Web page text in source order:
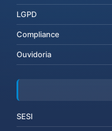
LGPD
Compliance
Ouvidoria
SESI